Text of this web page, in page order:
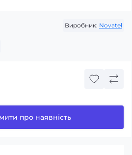
Виробник: Novatel
про наявність